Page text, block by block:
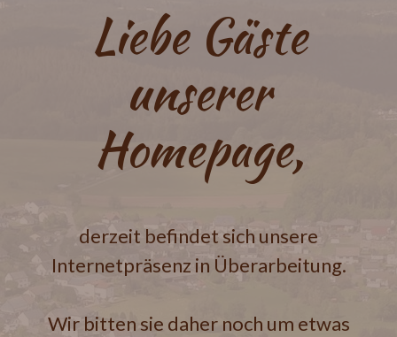
Liebe Gäste
unserer
Homepage,
derzeit befindet sich unsere
Internetpräsenz in Überarbeitung.
Wir bitten sie daher noch um etwas